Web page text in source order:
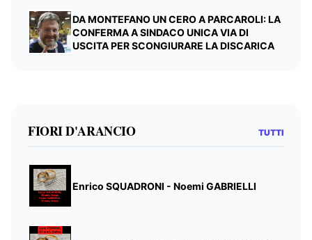
DA MONTEFANO UN CERO A PARCAROLI: LA
CONFERMA A SINDACO UNICA VIA DI
USCITA PER SCONGIURARE LA DISCARICA
FIORI D'ARANCIO TUTTI
Enrico SQUADRONI - Noemi GABRIELLI